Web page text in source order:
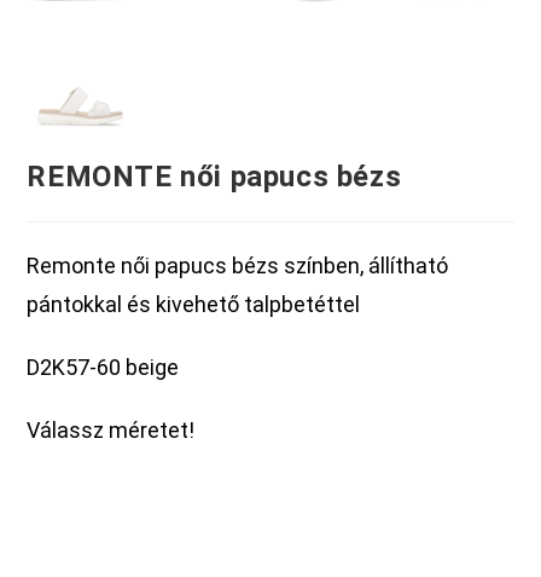
REMONTE női papucs bézs
Remonte női papucs bézs színben, állítható
pántokkal és kivehető talpbetéttel
D2K57-60 beige
Válassz méretet!